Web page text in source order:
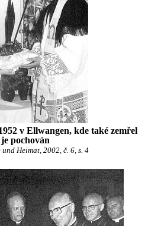
v Ellwangen, kde také zemřel
pochován
Heimat, 2002, č. 6, s. 4